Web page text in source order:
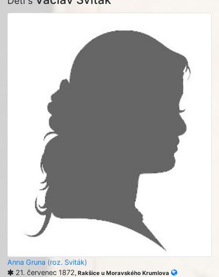
Anna Gruna (roz. Sviták)
21. červenec 1872, Rakšice u Moravského Krumlova